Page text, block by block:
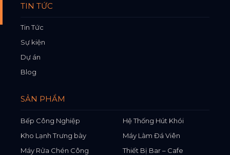
TIN TỨC
Tin Tức
Sự kiện
Dự án
Blog
SẢN PHẨM
Bếp Công Nghiệp
Hệ Thống Hút Khói
Kho Lạnh Trưng bày
Máy Làm Đá Viên
Máy Rửa Chén Công
Thiết Bị Bar – Cafe